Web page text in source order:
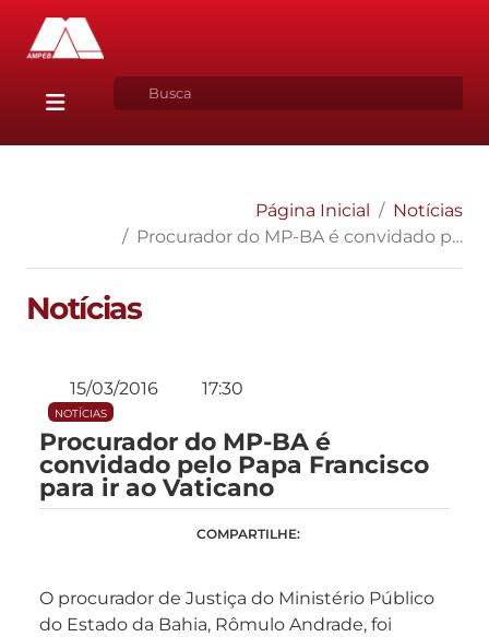
Página Inicial
Notícias
Procurador do MP-BA é convidado pelo Papa Francisco para ir ao Vaticano
Notícias
15/03/2016 17:30
NOTÍCIAS
Procurador do MP-BA é
convidado pelo Papa Francisco
para ir ao Vaticano
COMPARTILHE:
O procurador de Justiça do Ministério Público
do Estado da Bahia, Rômulo Andrade, foi